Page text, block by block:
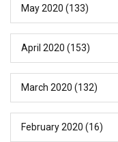
May 2020 (133)
April 2020 (153)
March 2020 (132)
February 2020 (16)